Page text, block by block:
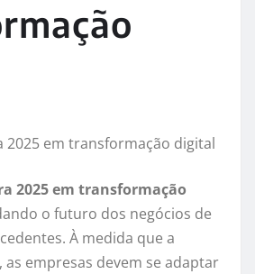
2025 em transformação
o futuro dos negócios de
À medida que a
as empresas devem se adaptar